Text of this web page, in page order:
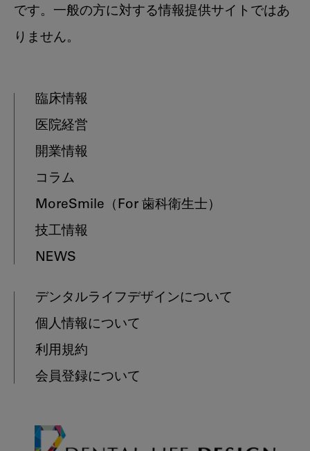
です。一般の方に対する情報提供サイトではあ
りません。
臨床情報
医院経営
開業情報
コラム
MoreSmile （For 歯科衛生士）
技工情報
NEWS
デンタルライフデザインについて
個人情報について
利用規約
会員登録について